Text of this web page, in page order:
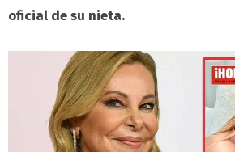
oficial de su nieta.